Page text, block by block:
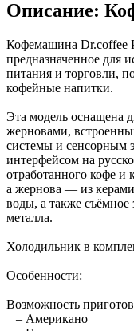
Описание:
Кофемашина Dr.coffee
предназначенное для
питания и торговли,
кофейные напитки.
Эта модель оснащена
жерновами,
системы и сенсорным
интерфейсом на
отработанного кофе и
а жернова — из
воды, а также съёмное
металла.
Холодильник в
Особенности:
Возможность
– Американо